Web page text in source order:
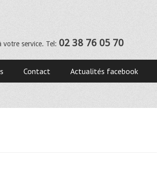
votre service. Tel: 02 38 76 05 70
Contact Actualités facebook